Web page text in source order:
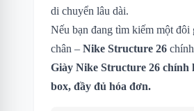
di chuyển lâu dài.
Nếu bạn đang tìm kiếm một đôi
chân – Nike Structure 26
Giày Nike Structure 26 chính
box, đầy đủ hóa đơn.